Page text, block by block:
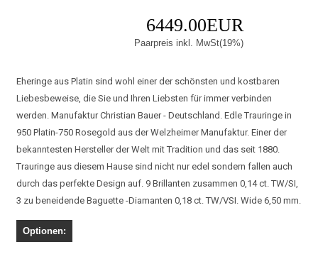
6449.00EUR
Paarpreis inkl. MwSt(19%)
Eheringe aus Platin sind wohl einer der schönsten und kostbaren
Liebesbeweise, die Sie und Ihren Liebsten für immer verbinden
werden. Manufaktur Christian Bauer - Deutschland. Edle Trauringe in
950 Platin-750 Rosegold aus der Welzheimer Manufaktur. Einer der
bekanntesten Hersteller der Welt mit Tradition und das seit 1880.
Trauringe aus diesem Hause sind nicht nur edel sondern fallen auch
durch das perfekte Design auf. 9 Brillanten zusammen 0,14 ct. TW/SI,
3 zu beneidende Baguette -Diamanten 0,18 ct. TW/VSI. Wide 6,50 mm.
Optionen: